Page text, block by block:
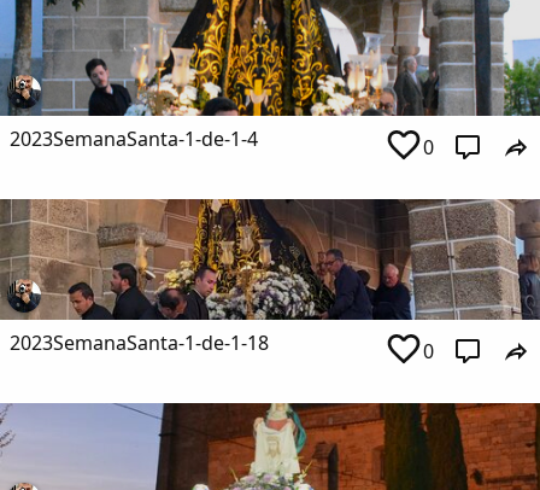
2023SemanaSanta-1-de-1-4 0
2023SemanaSanta-1-de-1-18 0